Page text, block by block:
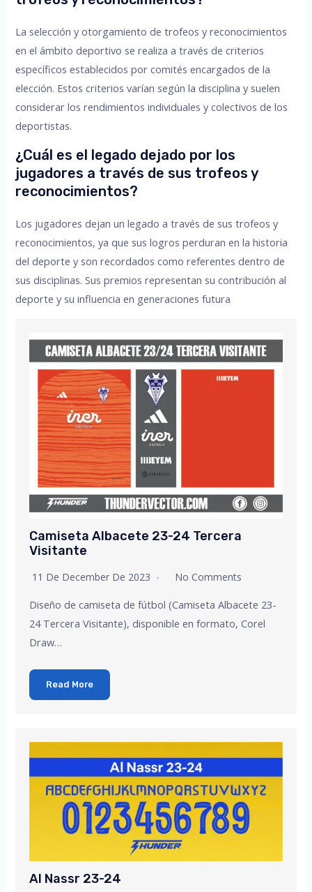
La selección y otorgamiento de trofeos y reconocimientos
en el ámbito deportivo se realiza a través de criterios
específicos establecidos por comités encargados de la
elección. Estos criterios varían según la disciplina y suelen
considerar los rendimientos individuales y colectivos de los
deportistas.
¿Cuál es el legado dejado por los
jugadores a través de sus trofeos y
reconocimientos?
Los jugadores dejan un legado a través de sus trofeos y
reconocimientos, ya que sus logros perduran en la historia
del deporte y son recordados como referentes dentro de
sus disciplinas. Sus premios representan su contribución al
deporte y su influencia en generaciones futura
Camiseta Albacete 23-24 Tercera
Visitante
11 De December De 2023 No Comments
Diseño de camiseta de fútbol (Camiseta Albacete 23-
24 Tercera Visitante), disponible en formato, Corel
Draw…
Read More
Al Nassr 23-24